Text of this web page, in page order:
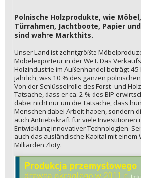
Polnische Holzprodukte, wie
Türrahmen, Jachtboote, Papier
sind wahre Markthits.
Unser Land ist zehntgrößte
Möbelexporteur in der Welt. Das
Holzindustrie im Außenhandel beträgt 45
jährlich, was 10 % des ganzen
Von der Schlüsselrolle des Forst- und
Tatsache, dass er ca. 2 % des BIP
dabei nicht nur um die Tatsache, dass
Menschen dabei Arbeit haben, sondern
auch Antriebskraft für viele Investitionen
Entwicklung innovativer Technologien.
auch das ausländische Kapital mit einem
Milliarden Zloty.